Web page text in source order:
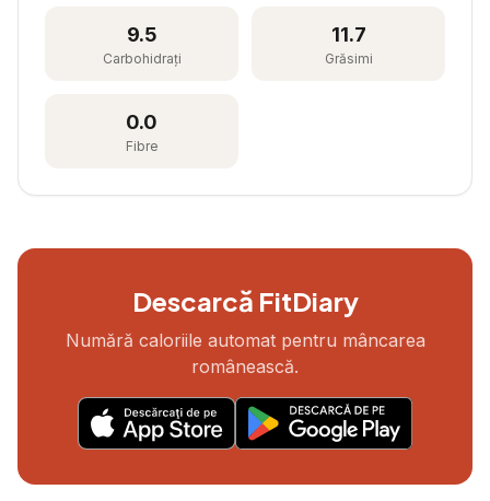
9.5
Carbohidrați
11.7
Grăsimi
0.0
Fibre
Descarcă FitDiary
Numără caloriile automat pentru mâncarea
românească.